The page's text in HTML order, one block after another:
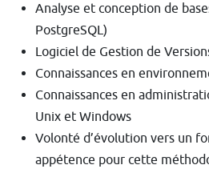
Analyse et conception de
PostgreSQL)
Logiciel de Gestion de
Connaissances en
Connaissances en
Unix et Windows
Volonté d’évolution vers un
appétence pour cette